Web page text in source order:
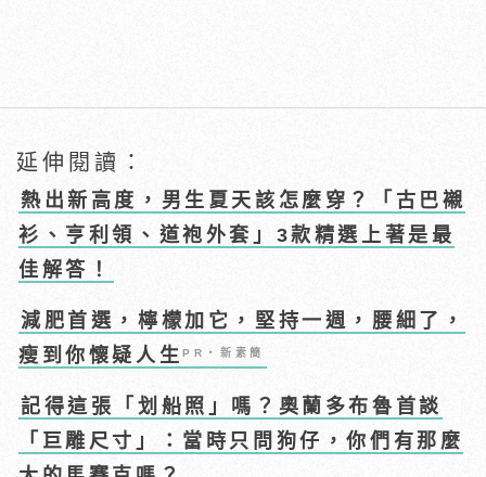
延伸閱讀：
熱出新高度，男生夏天該怎麼穿？「古巴襯
衫、亨利領、道袍外套」3款精選上著是最
佳解答！
減肥首選，檸檬加它，堅持一週，腰細了，
瘦到你懷疑人生PR・新素簡
記得這張「划船照」嗎？奧蘭多布魯首談
「巨雕尺寸」：當時只問狗仔，你們有那麼